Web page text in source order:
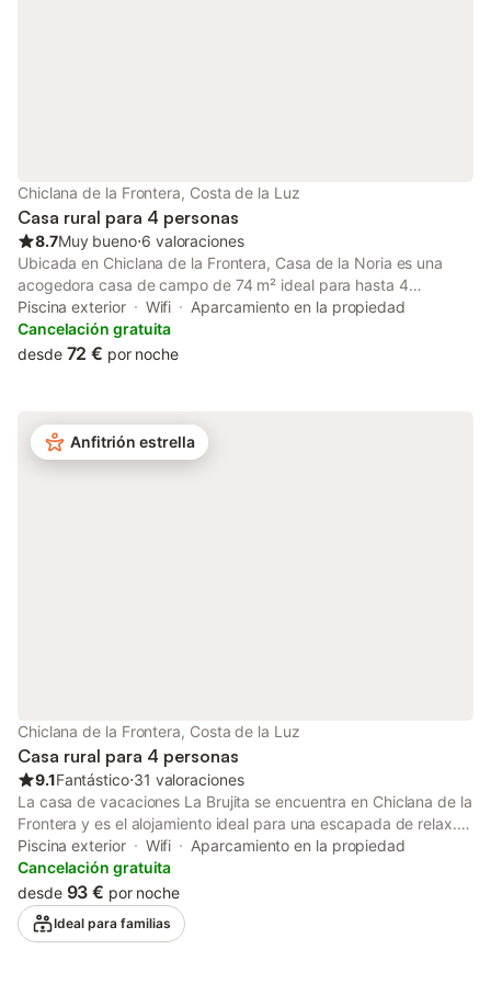
Chiclana de la Frontera, Costa de la Luz
Casa rural para 4 personas
8.7Muy bueno⋅6 valoraciones
Ubicada en Chiclana de la Frontera, Casa de la Noria es una
acogedora casa de campo de 74 m² ideal para hasta 4
personas. Dispone de 2 dormitorios y 1 baño, además de una
cocina totalmente equipada para vuestra comodidad.
Encontraréis Wi-Fi de alta velocidad apto para videollamadas,
cubierta, perfectos para relajaros al aire libre. La piscina exterior
privada os permitirá refrescaros durante la visita. El acceso
interior sin escalones añade comodidad adicional. Dispondréis
Piscina exterior Wifi
Aparcamiento en la propiedad
Cancelación gratuita
desde 72 € por noche
Anfitrión estrella
Chiclana de la Frontera, Costa de la Luz
Casa rural para 4 personas
9.1Fantástico⋅31 valoraciones
La casa de vacaciones La Brujita se encuentra en Chiclana de la
Frontera y es el alojamiento ideal para una escapada de relax.
La propiedad de 60 m² consta de una sala de estar, una cocina,
2 dormitorios y 1 baño, por lo que puede alojar hasta 4
personas. Los servicios adicionales incluyen Wi-Fi con un
espacio de trabajo dedicado para oficina en casa, televisión,
aire acondicionado (en la sala de estar y en un dormitorio), así
Piscina exterior Wifi
Aparcamiento en la propiedad
Cancelación gratuita
desde 93 € por noche
Ideal para familias